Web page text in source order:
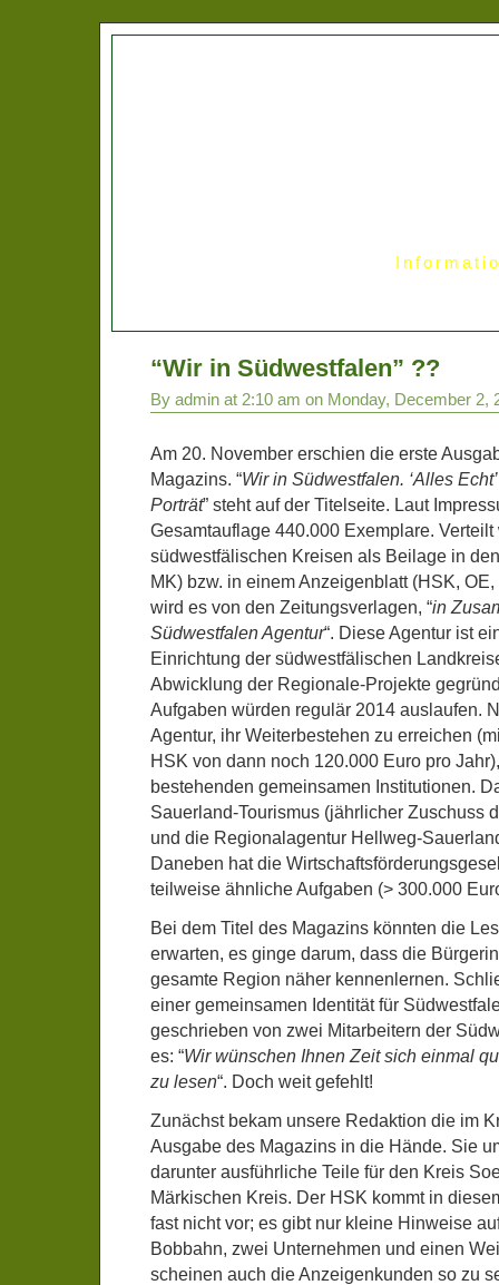
“Wir in Südwestfalen” ??
By admin at 2:10 am on Monday, December 2,
Am 20. November erschien die erste
Magazins. “Wir in Südwestfalen. ‘Alles
Porträt” steht auf der Titelseite. Laut
Gesamtauflage 440.000 Exemplare.
südwestfälischen Kreisen als Beilage in
MK) bzw. in einem Anzeigenblatt (HSK,
wird es von den Zeitungsverlagen, “in
Südwestfalen Agentur“. Diese Agentur ist
Einrichtung der südwestfälischen
Abwicklung der Regionale-Projekte
Aufgaben würden regulär 2014 auslaufen.
Agentur, ihr Weiterbestehen zu erreichen
HSK von dann noch 120.000 Euro pro
bestehenden gemeinsamen Institutionen.
Sauerland-Tourismus (jährlicher Zuschuss
und die Regionalagentur Hellweg-
Daneben hat die
teilweise ähnliche Aufgaben (> 300.000
Bei dem Titel des Magazins könnten die
erwarten, es ginge darum, dass die
gesamte Region näher kennenlernen.
einer gemeinsamen Identität für
geschrieben von zwei Mitarbeitern der
es: “Wir wünschen Ihnen Zeit sich einmal
zu lesen“. Doch weit gefehlt!
Zunächst bekam unsere Redaktion die im
Ausgabe des Magazins in die Hände. Sie
darunter ausführliche Teile für den Kreis
Märkischen Kreis. Der HSK kommt in
fast nicht vor; es gibt nur kleine Hinweise
Bobbahn, zwei Unternehmen und einen
scheinen auch die Anzeigenkunden so zu